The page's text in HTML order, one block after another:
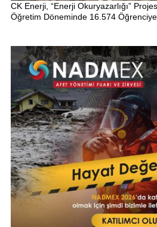
CK Enerji, “Enerji Okuryazarlığı”
Öğretim Döneminde 16.574 Öğrenciye